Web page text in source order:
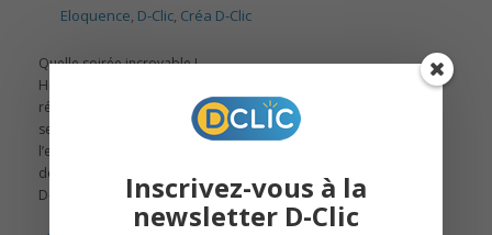
Eloquence, D-Clic, Créa D-Clic
Quelle soirée incroyable !
Hier, près de 300 personnes étaient
réunies à l’INSP – Institut national du
service public pour célébrer
l’engagement, la créativité et l’éloquence
des jeunes finalistes des concours Créa
D-Clic (11ᵉ édition) et OGMA (8ᵉ édition).
Inscrivez-vous à la
newsletter D-Clic